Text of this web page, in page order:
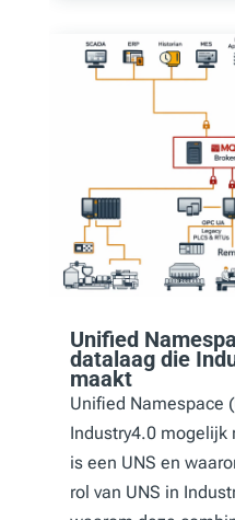
Unified
datalaag die
maakt
Unified Namespace
Industry4.0 mogelijk
is een UNS en
rol van UNS in